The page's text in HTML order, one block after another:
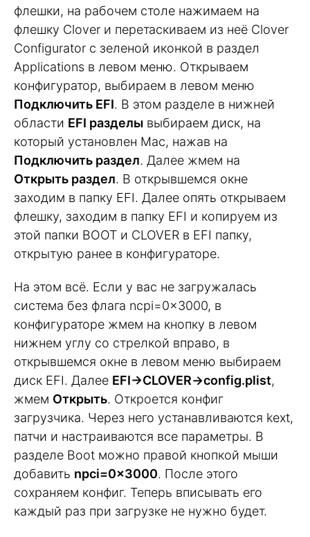
флешки, на рабочем столе нажимаем на
флешку Clover и перетаскиваем из неё Clover
Configurator с зеленой иконкой в раздел
Applications в левом меню. Открываем
конфигуратор, выбираем в левом меню
Подключить EFI. В этом разделе в нижней
области EFI разделы выбираем диск, на
который установлен Mac, нажав на
Подключить раздел. Далее жмем на
Открыть раздел. В открывшемся окне
заходим в папку EFI. Далее опять открываем
флешку, заходим в папку EFI и копируем из
этой папки BOOT и CLOVER в EFI папку,
открытую ранее в конфигураторе.
На этом всё. Если у вас не загружалась
система без флага ncpi=0x3000, в
конфигураторе жмем на кнопку в левом
нижнем углу со стрелкой вправо, в
открывшемся окне в левом меню выбираем
диск EFI. Далее EFI->CLOVER->config.plist,
жмем Открыть. Откроется конфиг
загрузчика. Через него устанавливаются kext,
патчи и настраиваются все параметры. В
разделе Boot можно правой кнопкой мыши
добавить npci=0x3000. После этого
сохраняем конфиг. Теперь вписывать его
каждый раз при загрузке не нужно будет.